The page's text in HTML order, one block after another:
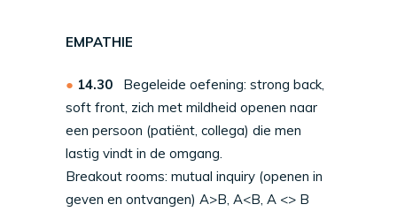
EMPATHIE
14.30 Begeleide oefening: strong back,
soft front, zich met mildheid openen naar
een persoon (patiënt, collega) die men
lastig vindt in de omgang.
Breakout rooms: mutual inquiry (openen in
geven en ontvangen) A>B, A<B, A <> B